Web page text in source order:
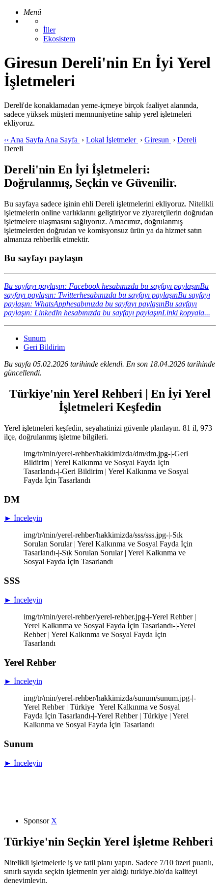
Menü
İller
Ekosistem
Giresun Dereli'nin En İyi Yerel
İşletmeleri
Dereli'de konaklamadan yeme-içmeye birçok faaliyet alanında,
sadece yüksek müşteri memnuniyetine sahip yerel işletmeleri
ekliyoruz.
‹‹ Ana Sayfa Ana Sayfa › Lokal İşletmeler › Giresun › Dereli
Dereli
Dereli'nin En İyi İşletmeleri:
Doğrulanmış, Seçkin ve Güvenilir.
Bu sayfaya sadece işinin ehli Dereli işletmelerini ekliyoruz. Nitelikli
işletmelerin online varlıklarını geliştiriyor ve ziyaretçilerin doğrudan
işletmelere ulaşmasını sağlıyoruz. Amacımız, doğrulanmış
işletmelerden doğrudan ve komisyonsuz ürün ya da hizmet satın
almanıza rehberlik etmektir.
Bu sayfayı paylaşın
Bu sayfayı paylaşın: Facebook hesabınızda bu sayfayı paylaşınBu
sayfayı paylaşın: Twitterhesabınızda bu sayfayı paylaşınBu sayfayı
paylaşın: WhatsApphesabınızda bu sayfayı paylaşınBu sayfayı
paylaşın: LinkedIn hesabınızda bu sayfayı paylaşınLinki kopyala...
Sunum
Geri Bildirim
Bu sayfa 05.02.2026 tarihinde eklendi. En son 18.04.2026 tarihinde
güncellendi.
Türkiye'nin Yerel Rehberi | En İyi Yerel
İşletmeleri Keşfedin
Yerel işletmeleri keşfedin, seyahatinizi güvenle planlayın. 81 il, 973
ilçe, doğrulanmış işletme bilgileri.
img/tr/min/yerel-rehber/hakkimizda/dm/dm.jpg-|-Geri
Bildirim | Yerel Kalkınma ve Sosyal Fayda İçin
Tasarlandı-|-Geri Bildirim | Yerel Kalkınma ve Sosyal
Fayda İçin Tasarlandı
DM
► İnceleyin
img/tr/min/yerel-rehber/hakkimizda/sss/sss.jpg-|-Sık
Sorulan Sorular | Yerel Kalkınma ve Sosyal Fayda İçin
Tasarlandı-|-Sık Sorulan Sorular | Yerel Kalkınma ve
Sosyal Fayda İçin Tasarlandı
SSS
► İnceleyin
img/tr/min/yerel-rehber/yerel-rehber.jpg-|-Yerel Rehber |
Yerel Kalkınma ve Sosyal Fayda İçin Tasarlandı-|-Yerel
Rehber | Yerel Kalkınma ve Sosyal Fayda İçin
Tasarlandı
Yerel Rehber
► İnceleyin
img/tr/min/yerel-rehber/hakkimizda/sunum/sunum.jpg-|-
Yerel Rehber | Türkiye | Yerel Kalkınma ve Sosyal
Fayda İçin Tasarlandı-|-Yerel Rehber | Türkiye | Yerel
Kalkınma ve Sosyal Fayda İçin Tasarlandı
Sunum
► İnceleyin
Sponsor X
Türkiye'nin Seçkin Yerel İşletme Rehberi
Nitelikli işletmelerle iş ve tatil planı yapın. Sadece 7/10 üzeri puanlı,
sınırlı sayıda seçkin işletmenin yer aldığı turkiye.bio'da kaliteyi
deneyimleyin.